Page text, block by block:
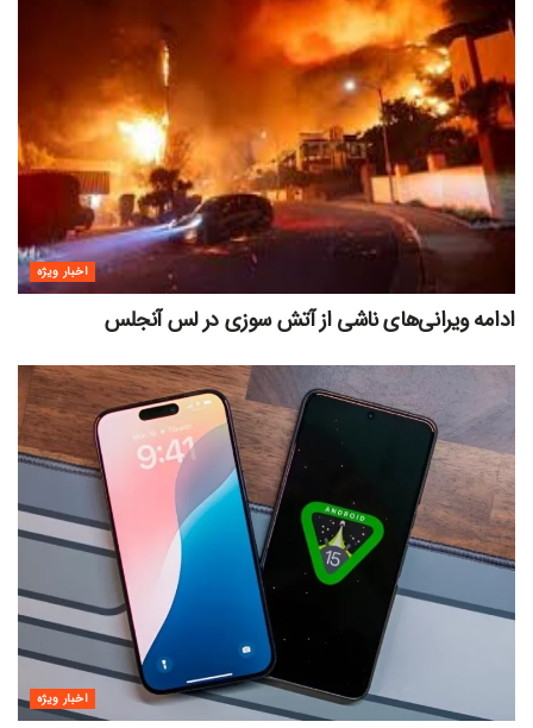
اخبار ویژه
ادامه ویرانی‌های ناشی از آتش سوزی در لس آنجلس
اخبار ویژه